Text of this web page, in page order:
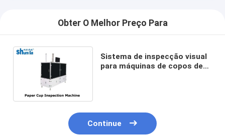
Obter O Melhor Preço Para
Sistema de inspecção visual
para máquinas de copos de
Continue